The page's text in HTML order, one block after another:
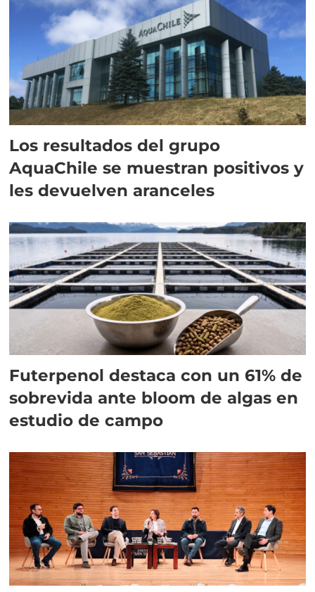
Los resultados del grupo
AquaChile se muestran positivos y
les devuelven aranceles
Futerpenol destaca con un 61% de
sobrevida ante bloom de algas en
estudio de campo